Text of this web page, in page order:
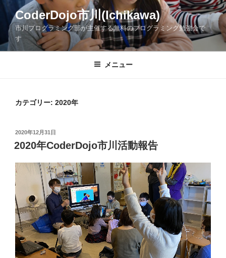
コ
ン
ツ
CoderDojo市川(Ichikawa)
市川プログラミング部が主催する無料のプログラミング勉強会で
す
メニュー
カテゴリー: 2020年
投
稿
日:
2020年12月31日
2020年CoderDojo市川活動報告